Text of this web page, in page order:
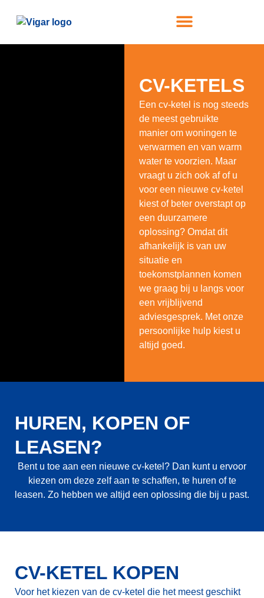
CV-KETELS
Een cv-ketel is nog steeds
de meest gebruikte
manier om woningen te
verwarmen en van warm
water te voorzien. Maar
vraagt u zich ook af of u
voor een nieuwe cv-ketel
kiest of beter overstapt op
een duurzamere
oplossing? Omdat dit
afhankelijk is van uw
situatie en
toekomstplannen komen
we graag bij u langs voor
een vrijblijvend
adviesgesprek. Met onze
persoonlijke hulp kiest u
altijd goed.
HUREN, KOPEN OF
LEASEN?
Bent u toe aan een nieuwe cv-ketel? Dan kunt u ervoor
kiezen om deze zelf aan te schaffen, te huren of te
leasen. Zo hebben we altijd een oplossing die bij u past.
CV-KETEL KOPEN
Voor het kiezen van de cv-ketel die het meest geschikt